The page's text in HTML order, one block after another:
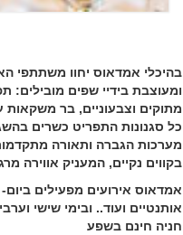
בהיכלי אמדאוס יחוו משתתפי
ומעוצבת בידיי שפים מובילים:
מתוקים וצבעוניים, בר
כל סגנונות התפריט כשרים
מערכות הגברה ותאורה
בקווים נקיים, המעניק אווירה
אמדאוס אירועים מפעילים
אותנטיים ועוד.. ובימי שישי
חניה חינם בשפע